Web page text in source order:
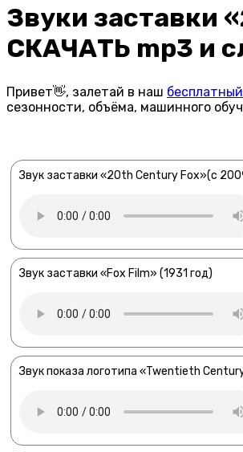
Звуки заставки
СКАЧАТЬ mp3 и
Привет👋, залетай в наш
сезонности, объёма, машинного
Звук заставки «20th Century Fox»(с
Звук заставки «Fox Film» (1931 год)
Звук показа логотипа «Twentieth